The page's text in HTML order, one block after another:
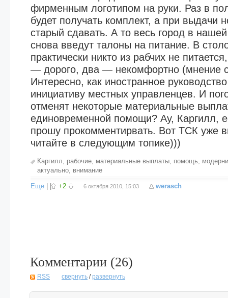
фирменным логотипом на руки. Раз в
будет получать комплект, а при выдачи
старый сдавать. А то весь город в
снова введут талоны на питание. В
практически никто из рабчих не
— дорого, два — некомфортно (мнение
Интересно, как иностранное
инициативу местных управленцев. И
отменят некоторые материальные
единовременной помощи? Ау, Каргилл,
прошу прокомментирвать. Вот ТСК уже
читайте в следующим топике)))
Каргилл, рабочие, материальные выплаты, помощь,
актуально, внимание
Еще +2 6 октября 2010, 15:03 werasch
Комментарии (26)
RSS свернуть /развернуть